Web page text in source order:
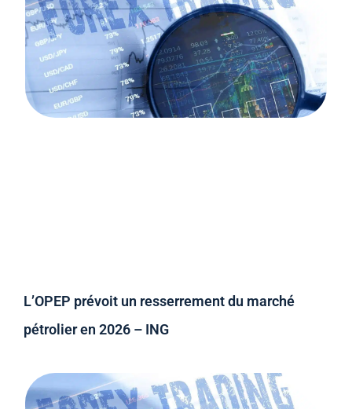
L’OPEP prévoit un resserrement du marché
pétrolier en 2026 – ING